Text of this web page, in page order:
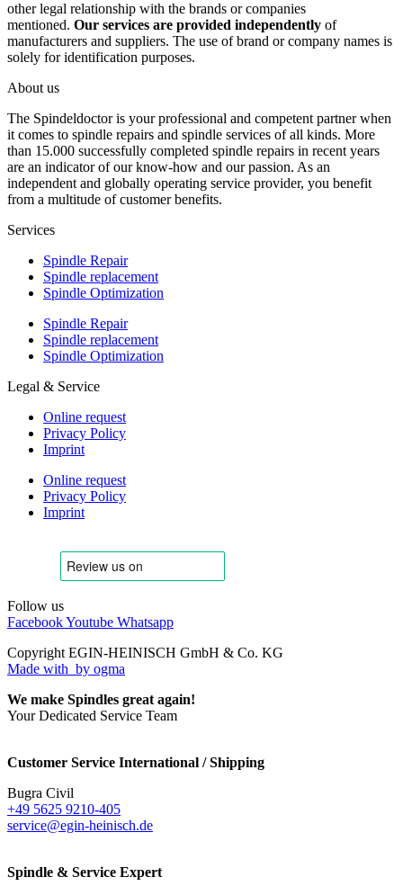
other legal relationship with the brands or companies
mentioned. Our services are provided independently of
manufacturers and suppliers. The use of brand or company names is
solely for identification purposes.
About us
The Spindeldoctor is your professional and competent partner when
it comes to spindle repairs and spindle services of all kinds. More
than 15.000 successfully completed spindle repairs in recent years
are an indicator of our know-how and our passion. As an
independent and globally operating service provider, you benefit
from a multitude of customer benefits.
Services
Spindle Repair
Spindle replacement
Spindle Optimization
Spindle Repair
Spindle replacement
Spindle Optimization
Legal & Service
Online request
Privacy Policy
Imprint
Online request
Privacy Policy
Imprint
Follow us
FacebookYoutube Whatsapp
Copyright EGIN-HEINISCH GmbH & Co. KG
Made with by ogma
We make Spindles great again!
Your Dedicated Service Team
Customer Service International / Shipping
Bugra Civil
+49 5625 9210-405
service@egin-heinisch.de
Spindle & Service Expert